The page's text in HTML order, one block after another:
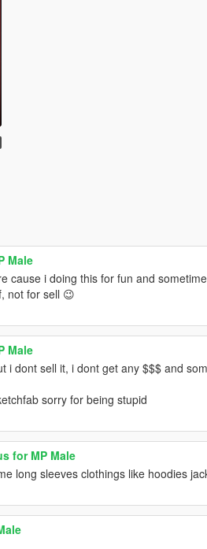
Male
cause i doing this for fun and
not for sell 😉
Male
i dont sell it, i dont get any $$$ and
sorry for being stupid
for MP Male
long sleeves clothings like hoodies